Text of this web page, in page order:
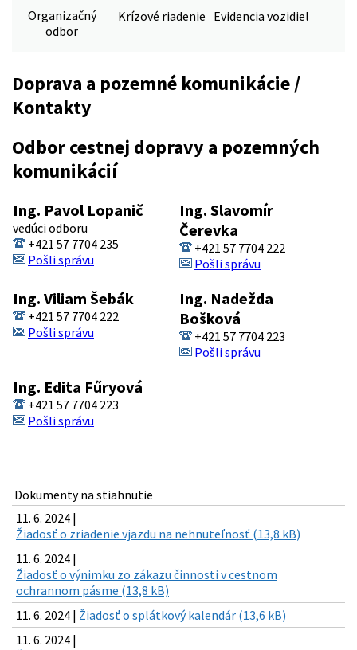
Organizačný
odbor
Krízové riadenie Evidencia vozidiel
Doprava a pozemné komunikácie /
Kontakty
Odbor cestnej dopravy a pozemných
komunikácií
Ing. Pavol Lopanič
vedúci odboru
+421 57 7704 235
Pošli správu
Ing. Slavomír
Čerevka
+421 57 7704 222
Pošli správu
Ing. Viliam Šebák
+421 57 7704 222
Pošli správu
Ing. Nadežda
Bošková
+421 57 7704 223
Pošli správu
Ing. Edita Fűryová
+421 57 7704 223
Pošli správu
Dokumenty na stiahnutie
11. 6. 2024 |
Žiadosť o zriadenie vjazdu na nehnuteľnosť (13,8 kB)
11. 6. 2024 |
Žiadosť o výnimku zo zákazu činnosti v cestnom
ochrannom pásme (13,8 kB)
11. 6. 2024 | Žiadosť o splátkový kalendár (13,6 kB)
11. 6. 2024 |